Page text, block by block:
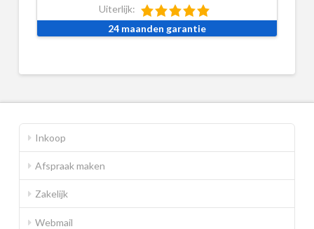
Uiterlijk:
24 maanden garantie
Inkoop
Afspraak maken
Zakelijk
Webmail